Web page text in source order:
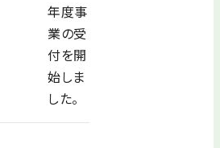
年度事
業の受
付を開
始しま
した。